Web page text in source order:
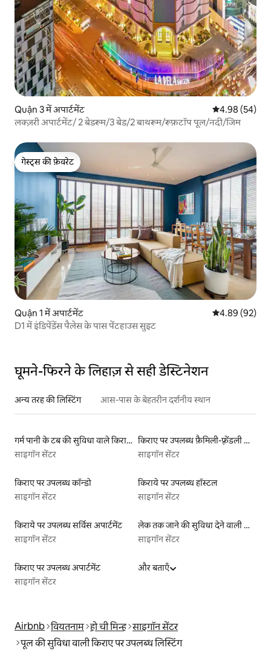
Quận 3 में अपार्टमेंट औसत रेटिंग 5 में
4.98 (54)
लक्ज़री अपार्टमेंट/ 2 बेडरूम/3 बेड/2 बाथरूम/रूफ़टॉप पूल/नदी/जिम
गेस्ट्स की फ़ेवरेट
गेस्ट्स की फ़ेवरेट
Quận 1 में अपार्टमेंट औसत रेटिंग 5 में
4.89 (92)
D1 में इंडिपेंडेंस पैलेस के पास पेंटहाउस सुइट
घूमने-फिरने के लिहाज़ से सही डेस्टिनेशन
अन्य तरह की लिस्टिंग आस-पास के बेहतरीन दर्शनीय स्थान
गर्म पानी के टब की सुविधा वाले किराये पर उपलब्ध यर्ट टेंट
साइगॉन सेंटर
किराए पर उपलब्ध फ़ैमिली-फ़्रेंडली लिस्टिंग
साइगॉन सेंटर
किराए पर उपलब्ध कॉन्डो
साइगॉन सेंटर
किराये पर उपलब्ध हॉस्टल
साइगॉन सेंटर
किराये पर उपलब्ध सर्विस अपार्टमेंट
साइगॉन सेंटर
लेक तक जाने की सुविधा देने वाली किराये पर उपलब्ध लिस्टिंग
साइगॉन सेंटर
किराए पर उपलब्ध अपार्टमेंट
साइगॉन सेंटर
और बताएँ
Airbnb वियतनाम हो ची मिन्ह साइगॉन सेंटर
पूल की सुविधा वाली किराए पर उपलब्ध लिस्टिंग